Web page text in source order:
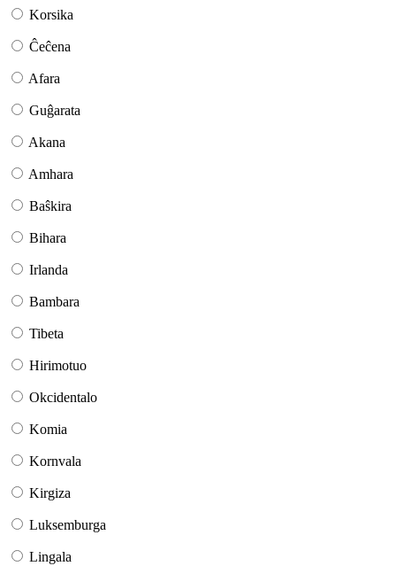
Korsika
Ĉeĉena
Afara
Guĝarata
Akana
Amhara
Baŝkira
Bihara
Irlanda
Bambara
Tibeta
Hirimotuo
Okcidentalo
Komia
Kornvala
Kirgiza
Luksemburga
Lingala